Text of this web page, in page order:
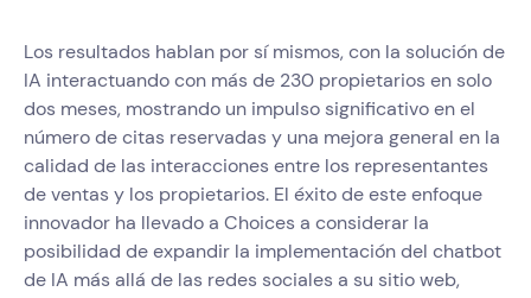
Los resultados hablan por sí mismos, con la solución de
IA interactuando con más de 230 propietarios en solo
dos meses, mostrando un impulso significativo en el
número de citas reservadas y una mejora general en la
calidad de las interacciones entre los representantes
de ventas y los propietarios. El éxito de este enfoque
innovador ha llevado a Choices a considerar la
posibilidad de expandir la implementación del chatbot
de IA más allá de las redes sociales a su sitio web,